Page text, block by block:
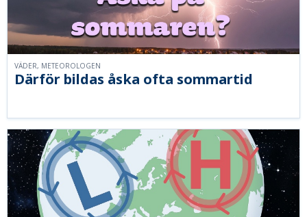
Därför bildas åska ofta sommartid
VÄDER, METEOROLOGEN